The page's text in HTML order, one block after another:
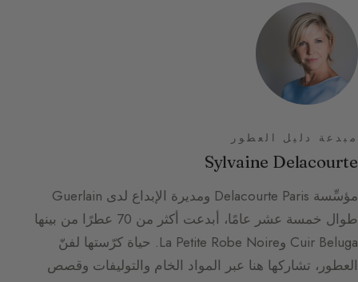
مبدعة دليل العطور
Sylvaine Delacourte
مؤسِّسة Delacourte Paris ومديرة الإبداع لدى Guerlain
طوال خمسة عشر عامًا، أبدعت أكثر من 70 عطرًا من بينها
Cuir Beluga وLa Petite Robe Noire. حياة كرّستها لفنّ
العطور، تشاركها هنا عبر المواد الخام والتوليفات وقصص